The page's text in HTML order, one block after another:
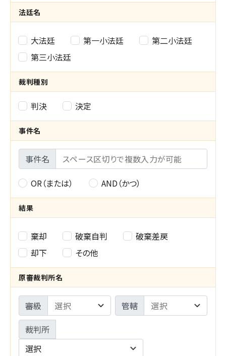
刑
分
の
選
択
法廷名
法
廷
名
の
選
択
大法廷 第一小法廷
第二小法廷
第三小法廷
裁判種別
裁
判
種
別
の
選
択
判決 決定
事件名
事件名
事
件
-
検
索
条
件
の
OR（または） AND（かつ）
結果
結
果
の
選
択
棄却 破棄自判
破棄差戻
却下
その他
原審裁判所名
審級
管轄
裁判所
選択